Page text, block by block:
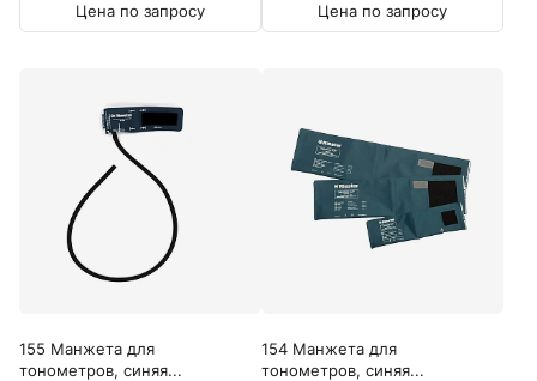
Цена по запросу Цена по запросу
155 Манжета для
тонометров, синяя...
154 Манжета для
тонометров, синяя...